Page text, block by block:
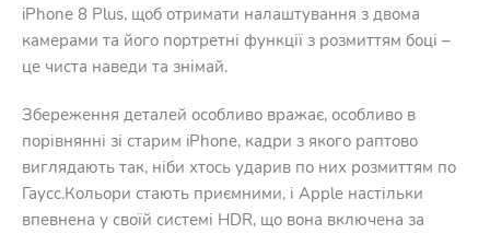
iPhone 8 Plus, щоб отримати налаштування з двома
камерами та його портретні функції з розмиттям боці –
це чиста наведи та знімай.
Збереження деталей особливо вражає, особливо в
порівнянні зі старим iPhone, кадри з якого раптово
виглядають так, ніби хтось ударив по них розмиттям по
Гаусс.Кольори стають приємними, і Apple настільки
впевнена у своїй системі HDR, що вона включена за